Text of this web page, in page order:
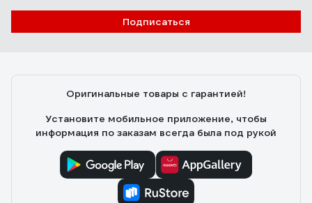
Подписаться
Оригинальные товары с гарантией!
Установите мобильное приложение, чтобы
информация по заказам всегда была под рукой